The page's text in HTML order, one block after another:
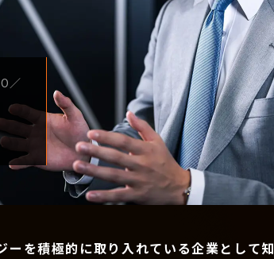
／
ーを積極的に取り入れている企業として